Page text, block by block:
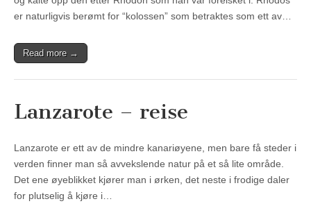
er naturligvis berømt for “kolossen” som betraktes som ett av…
Read more →
Lanzarote – reise
Lanzarote er ett av de mindre kanariøyene, men bare få steder i
verden finner man så avvekslende natur på et så lite område.
Det ene øyeblikket kjører man i ørken, det neste i frodige daler
for plutselig å kjøre i…